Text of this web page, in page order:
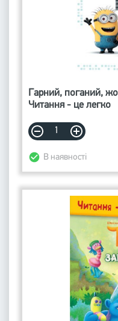
Гарний, поганий,
Читання - це легко
В наявності